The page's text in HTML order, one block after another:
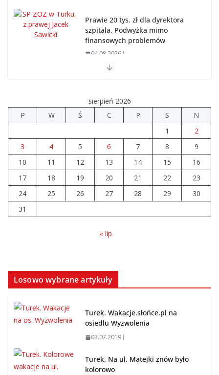
Prawie 20 tys. zł dla dyrektora
szpitala. Podwyżka mimo
finansowych problemów
04.08.2026
Wiata Wielkopolska. Dotacje nawet do 300 tys. zł
14 sierpnia urzędy skarbowe
będą nieczynne
06.08.2026
sierpień 2026
P
W Ś C P S
N
1
2
3
4 5 6 7 8
9
10
11 12 13 14 15
16
17
18 19 20 21 22
23
24
25 26 27 28 29
30
31
« lip
Losowo wybrane artykuły
Turek. Wakacje.słońce.pl na
osiedlu Wyzwolenia
03.07.2019
Turek. Na ul. Matejki znów było
kolorowo